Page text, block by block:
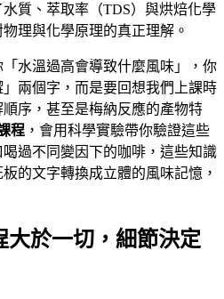
質、萃取率（TDS）與烘焙化學
理與化學原理的真正理解。
水溫過高會導致什麼風味」，你
兩個字，而是要回想我們上課時
序，甚至是梅納反應的產物特
程 ，會用科學實驗帶你驗證這些
過不同變因下的咖啡，這些知識
的文字轉換成立體的風味記憶，
大於一切，細節決定